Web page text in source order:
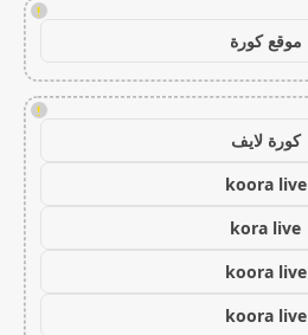
!
موقع كورة
!
كورة لايف
koora live
kora live
koora live
koora live